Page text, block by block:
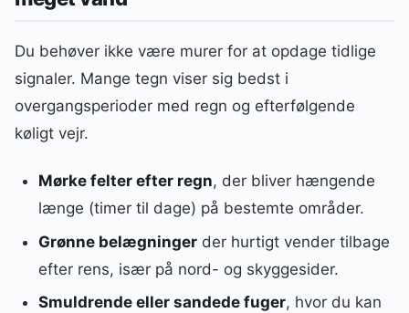
Du behøver ikke være murer for at opdage tidlige
signaler. Mange tegn viser sig bedst i
overgangsperioder med regn og efterfølgende
køligt vejr.
Mørke felter efter regn, der bliver hængende
længe (timer til dage) på bestemte områder.
Grønne belægningerder hurtigt vender tilbage
efter rens, især på nord- og skyggesider.
Smuldrende eller sandede fuger, hvor du kan